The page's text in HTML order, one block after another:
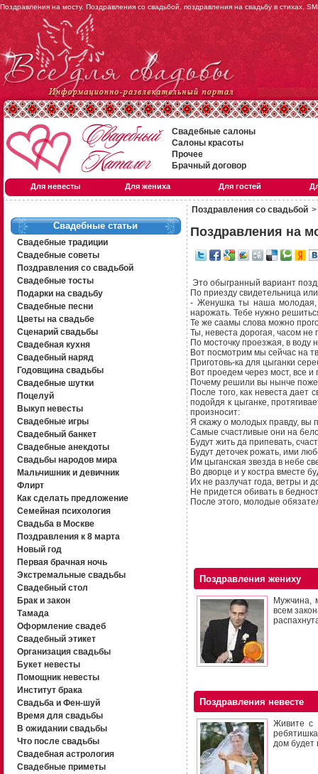
Поздравления на мосту. Поздравления со свадьбой, поздравления на свадьбу в стихах,
Свадебные салоны
Салоны красоты
Прочее
Брачный договор
Для невесты Для жениха Для гостей
Свадебные статьи
Свадебные традиции
Свадебные советы
Поздравления со свадьбой
Свадебные тосты
Подарки на свадьбу
Свадебные песни
Цветы на свадьбе
Сценарий свадьбы
Свадебная кухня
Свадебный наряд
Годовщина свадьбы
Свадебные шутки
Поцелуй
Выкуп невесты
Свадебные игры
Свадебный банкет
Свадебные анекдоты
Свадьбы народов мира
Мальчишник и девичник
Флирт
Как сделать предложение
Семейная психология
Свадьба в Москве
Поздравления к 8 марта
Новый год
Первая брачная ночь
Экстремальные свадьбы
Свадебный стол
Брак и закон
Тамада
Оформление свадеб
Свадебный этикет
Организация свадьбы
Букет невесты
Помощник невесты
Институт брака
Свадьба и Фен-шуй
Время для свадьбы
В ожидании свадьбы
Что после свадьбы
Свадебная астрология
Свадебные приметы
Поздравления со свадьбой >
Поздравления на
Это обыгранный вариант
По приезду свидетельница
- Женушка ты наша молодая,
нарожать. Тебе нужно
Те же саамы слова можно
Ты, невеста дорогая, часом не
По мосточку проезжая, в воду
Вот посмотрим мы сейчас на
Приготовь-ка для цыганки
Вот проедем через мост, все и
Почему решили вы нынче
После того, как невеста дает
подойдя к цыганке,
произносит:
Я скажу о молодых правду, вы
Самые счастливые они на
Будут жить да припевать,
Будут деточек рожать, ими
Им цыганская звезда в небе
Во дворце и у костра вместе
Их не разлучат года, ветры и
Не придется обивать в
После этого, молодые
Поздравления жениху
Мужчина,
всем
Поздравления невесте
Живите с
дом будет